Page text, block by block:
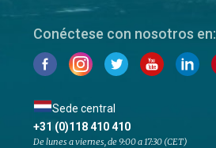
Conéctese con nosotros en:
Sede central
+31 (0)118 410 410
De lunes a viernes, de 9:00 a 17:30 (CET)